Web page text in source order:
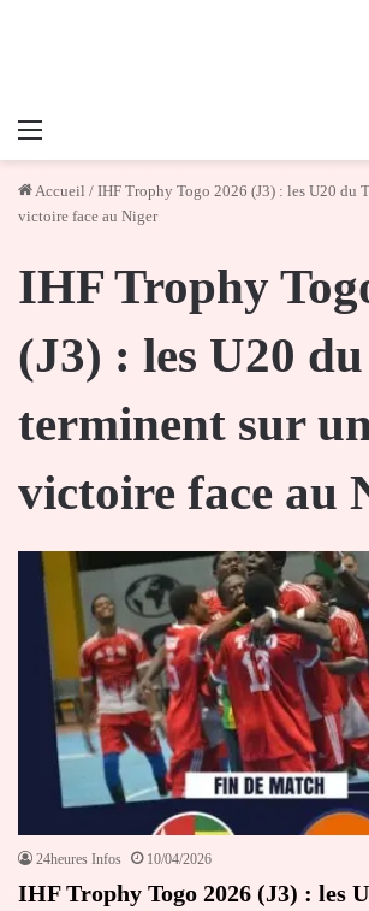
Menu
Accueil / IHF Trophy Togo 2026 (J3) : les U20 du
victoire face au Niger
IHF Trophy
(J3) : les U20
terminent sur
victoire face au
24heures Infos 10/04/2026
IHF Trophy Togo 2026 (J3) : les